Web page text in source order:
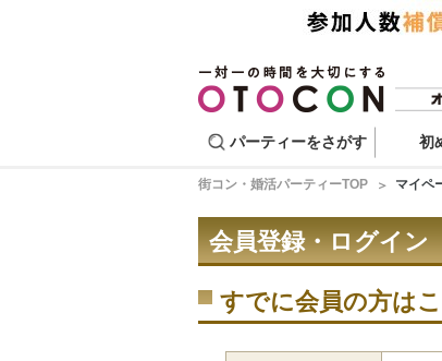
パーティーをさがす 初
街コン・婚活パーティーTOP マイペ
会員登録・ログイン
すでに会員の方は